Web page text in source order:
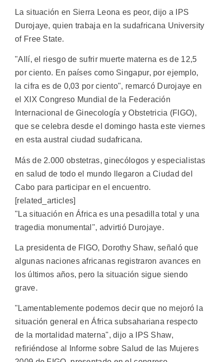
La situación en Sierra Leona es peor, dijo a IPS
Durojaye, quien trabaja en la sudafricana University
of Free State.
"Allí, el riesgo de sufrir muerte materna es de 12,5
por ciento. En países como Singapur, por ejemplo,
la cifra es de 0,03 por ciento", remarcó Durojaye en
el XIX Congreso Mundial de la Federación
Internacional de Ginecología y Obstetricia (FIGO),
que se celebra desde el domingo hasta este viernes
en esta austral ciudad sudafricana.
Más de 2.000 obstetras, ginecólogos y especialistas
en salud de todo el mundo llegaron a Ciudad del
Cabo para participar en el encuentro.
[related_articles]
"La situación en África es una pesadilla total y una
tragedia monumental", advirtió Durojaye.
La presidenta de FIGO, Dorothy Shaw, señaló que
algunas naciones africanas registraron avances en
los últimos años, pero la situación sigue siendo
grave.
"Lamentablemente podemos decir que no mejoró la
situación general en África subsahariana respecto
de la mortalidad materna", dijo a IPS Shaw,
refiriéndose al Informe sobre Salud de las Mujeres